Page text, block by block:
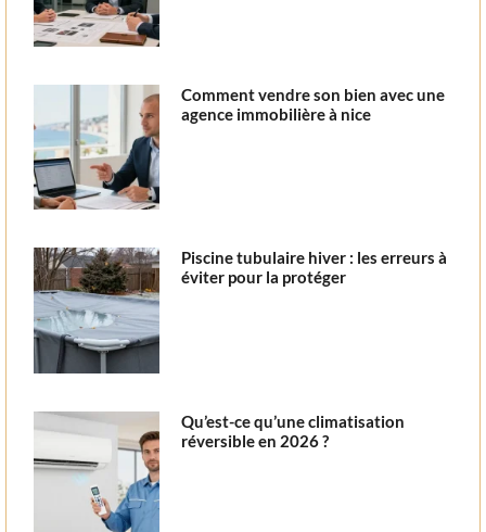
Comment vendre son bien avec une
agence immobilière à nice
Piscine tubulaire hiver : les erreurs à
éviter pour la protéger
Qu’est-ce qu’une climatisation
réversible en 2026 ?